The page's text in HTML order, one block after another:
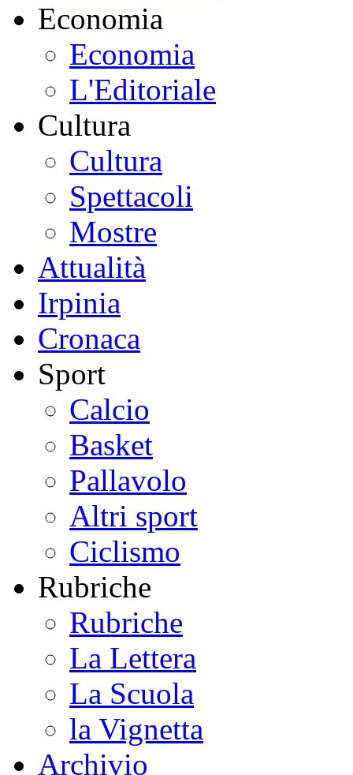
Economia
Economia
L'Editoriale
Cultura
Cultura
Spettacoli
Mostre
Attualità
Irpinia
Cronaca
Sport
Calcio
Basket
Pallavolo
Altri sport
Ciclismo
Rubriche
Rubriche
La Lettera
La Scuola
la Vignetta
Archivio